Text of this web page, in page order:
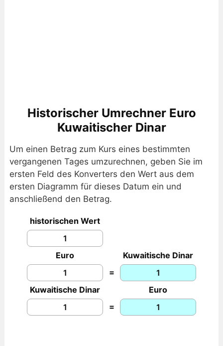
Historischer Umrechner Euro
Kuwaitischer Dinar
Um einen Betrag zum Kurs eines bestimmten
vergangenen Tages umzurechnen, geben Sie im
ersten Feld des Konverters den Wert aus dem
ersten Diagramm für dieses Datum ein und
anschließend den Betrag.
historischen Wert
Euro
Kuwaitische Dinar
=
Kuwaitische Dinar
Euro
=